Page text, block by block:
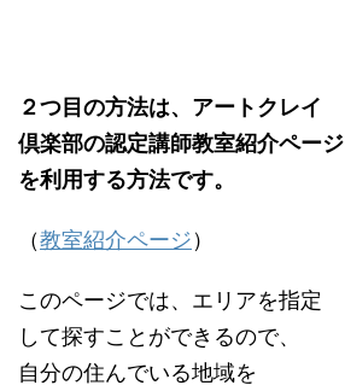
２つ目の方法は、アートクレイ
倶楽部の認定講師教室紹介ページ
を利用する方法です。
（教室紹介ページ）
このページでは、エリアを指定
して探すことができるので、
自分の住んでいる地域を